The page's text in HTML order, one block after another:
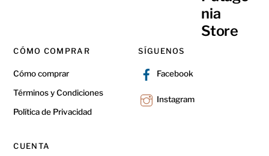
CÓMO COMPRAR
Cómo comprar
Términos y Condiciones
Política de Privacidad
SÍGUENOS
Facebook
Instagram
CUENTA